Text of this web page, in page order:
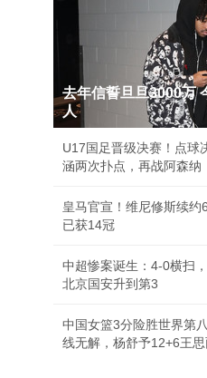
去年信誓旦旦3000万
人
U17国足晋级决赛！点球
涵两次扑点，再战阿森纳
皇马官宣！维尼修斯续
已获14冠
中超惨案诞生：4-0横扫
北京国安升到第3
中国女篮3分险胜世界第
线无解，杨舒予12+6王